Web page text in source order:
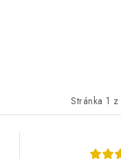
Stránka 1 z